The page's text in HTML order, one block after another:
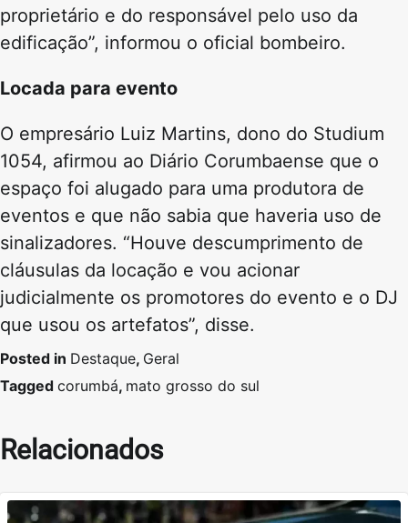
proprietário e do responsável pelo uso da
edificação”, informou o oficial bombeiro.
Locada para evento
O empresário Luiz Martins, dono do Studium
1054, afirmou ao Diário Corumbaense que o
espaço foi alugado para uma produtora de
eventos e que não sabia que haveria uso de
sinalizadores. “Houve descumprimento de
cláusulas da locação e vou acionar
judicialmente os promotores do evento e o DJ
que usou os artefatos”, disse.
Posted in Destaque, Geral
Tagged corumbá, mato grosso do sul
Relacionados